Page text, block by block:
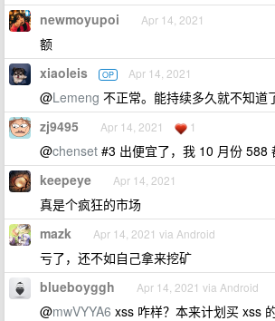
newmoyupoi Apr 14, 2021
额
xiaoleis OP Apr 14, 2021
@Lemeng 不正常。能持续多久就不知道
zj9495 Apr 14, 2021 1
@chenset #3 出便宜了，我 10 月份 588
keepeye Apr 14, 2021
真是个疯狂的市场
mazk Apr 14, 2021 via Android
亏了，还不如自己拿来挖矿
blueboyggh Apr 14, 2021 via Android
@mwVYYA6 xss 咋样？本来计划买 xss